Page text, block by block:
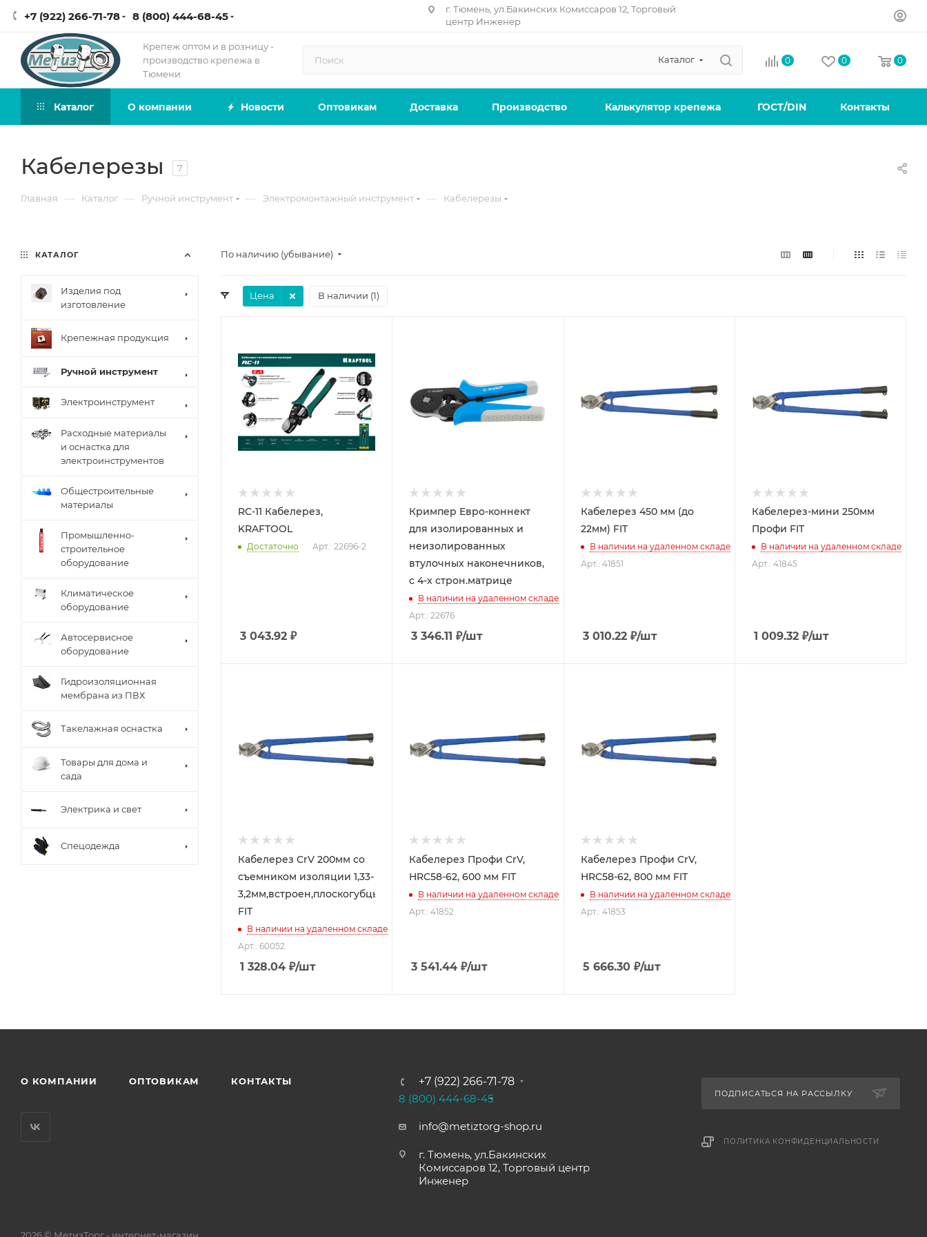
+7 (922) 266-71-78 8 (800) 444-68-45
г. Тюмень, ул.Бакинских Комиссаров 12, Торговый
центр Инженер
Крепеж оптом и в розницу -
производство крепежа в
Тюмени
Каталог 0 0 0
Каталог О компании Новости Оптовикам Доставка Производство Калькулятор крепежа ГОСТ/DIN Контакты
Кабелерезы 7
Главная — Каталог — Ручной инструмент — Электромонтажный инструмент — Кабелерезы
По наличию (убывание)
Цена В наличии (1)
RC-11 Кабелерез,
KRAFTOOL
Достаточно Арт.: 22696-2
3 043.92 ₽
Кримпер Евро-коннект
для изолированных и
неизолированных
втулочных наконечников,
с 4-х строн.матрице
В наличии на удаленном складе
Арт.: 22676
3 346.11 ₽/шт
Кабелерез 450 мм (до
22мм) FIT
В наличии на удаленном складе
Арт.: 41851
3 010.22₽/шт
Кабелерез-мини 250мм
Профи FIT
В наличии на удаленном складе
Арт.: 41845
1 009.32₽/шт
Кабелерез CrV 200мм со
съемником изоляции 1,33-
3,2мм,встроен,плоскогубцы
FIT
В наличии на удаленном складе
Арт.: 60052
1 328.04 ₽/шт
Кабелерез Профи CrV,
HRC58-62, 600 мм FIT
В наличии на удаленном складе
Арт.: 41852
3 541.44 ₽/шт
Кабелерез Профи CrV,
HRC58-62, 800 мм FIT
В наличии на удаленном складе
Арт.: 41853
5 666.30₽/шт
КАТАЛОГ
Изделия под
изготовление
Крепежная продукция
Ручной инструмент
Электроинструмент
Расходные материалы
и оснастка для
электроинструментов
Общестроительные
материалы
Промышленно-
строительное
оборудование
Климатическое
оборудование
Автосервисное
оборудование
Гидроизоляционная
мембрана из ПВХ
Такелажная оснастка
Товары для дома и
сада
Электрика и свет
Спецодежда
О КОМПАНИИ ОПТОВИКАМ КОНТАКТЫ
+7 (922) 266-71-78
8 (800) 444-68-45
info@metiztorg-shop.ru
г. Тюмень, ул.Бакинских
Комиссаров 12, Торговый центр
Инженер
ПОДПИСАТЬСЯ НА РАССЫЛКУ
ПОЛИТИКА КОНФИДЕНЦИАЛЬНОСТИ